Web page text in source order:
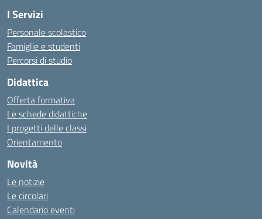
I Servizi
Personale scolastico
Famiglie e studenti
Percorsi di studio
Didattica
Offerta formativa
Le schede didattiche
I progetti delle classi
Orientamento
Novità
Le notizie
Le circolari
Calendario eventi